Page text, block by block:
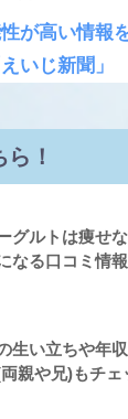
が高い情報
いじ新聞」
！
グルトは痩せ
なる口コミ情報
生い立ちや年
親や兄)もチェ